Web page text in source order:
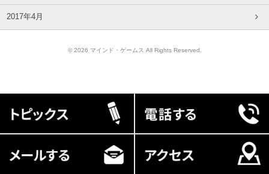
2017年4月
© 2026 マインド・ゲームス All Rights Reserved.